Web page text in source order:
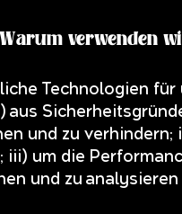
verwenden
Technologien
aus
und zu
um die
und zu